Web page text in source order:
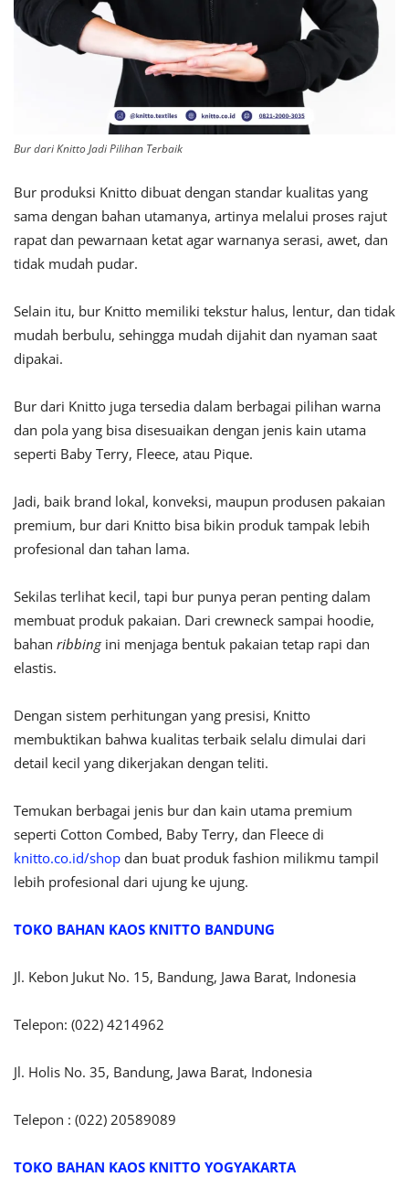
Bur dari Knitto Jadi Pilihan Terbaik
Bur produksi Knitto dibuat dengan standar kualitas yang
sama dengan bahan utamanya, artinya melalui proses rajut
rapat dan pewarnaan ketat agar warnanya serasi, awet, dan
tidak mudah pudar.
Selain itu, bur Knitto memiliki tekstur halus, lentur, dan tidak
mudah berbulu, sehingga mudah dijahit dan nyaman saat
dipakai.
Bur dari Knitto juga tersedia dalam berbagai pilihan warna
dan pola yang bisa disesuaikan dengan jenis kain utama
seperti Baby Terry, Fleece, atau Pique.
Jadi, baik brand lokal, konveksi, maupun produsen pakaian
premium, bur dari Knitto bisa bikin produk tampak lebih
profesional dan tahan lama.
Sekilas terlihat kecil, tapi bur punya peran penting dalam
membuat produk pakaian. Dari crewneck sampai hoodie,
bahan ribbingini menjaga bentuk pakaian tetap rapi dan
elastis.
Dengan sistem perhitungan yang presisi, Knitto
membuktikan bahwa kualitas terbaik selalu dimulai dari
detail kecil yang dikerjakan dengan teliti.
Temukan berbagai jenis bur dan kain utama premium
seperti Cotton Combed, Baby Terry, dan Fleece di
knitto.co.id/shop dan buat produk fashion milikmu tampil
lebih profesional dari ujung ke ujung.
TOKO BAHAN KAOS KNITTO BANDUNG
Jl. Kebon Jukut No. 15, Bandung, Jawa Barat, Indonesia
Telepon: (022) 4214962
Jl. Holis No. 35, Bandung, Jawa Barat, Indonesia
Telepon : (022) 20589089
TOKO BAHAN KAOS KNITTO YOGYAKARTA